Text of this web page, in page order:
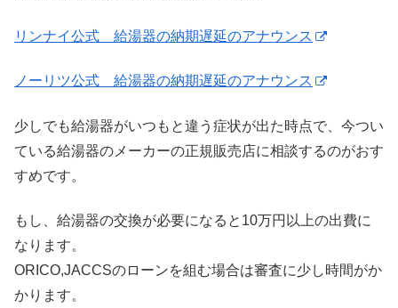
リンナイ公式 給湯器の納期遅延のアナウンス
ノーリツ公式 給湯器の納期遅延のアナウンス
少しでも給湯器がいつもと違う症状が出た時点で、今つい
ている給湯器のメーカーの正規販売店に相談するのがおす
すめです。
もし、給湯器の交換が必要になると10万円以上の出費に
なります。
ORICO,JACCSのローンを組む場合は審査に少し時間がか
かります。